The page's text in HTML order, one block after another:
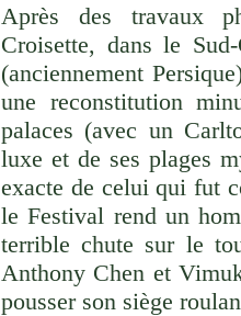
Après des travaux
Croisette, dans le
(anciennement
une reconstitution
palaces (avec un
luxe et de ses plages
exacte de celui qui fut
le Festival rend un
terrible chute sur le
Anthony Chen et
pousser son siège